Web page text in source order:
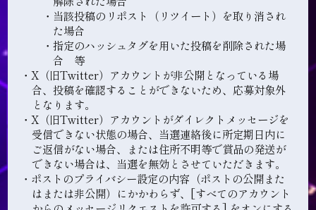
・当該投稿のリポスト（リツイート）を取り消され
た場合
・指定のハッシュタグを用いた投稿を削除された場
合 等
・X（旧Twitter）アカウントが非公開となっている場
合、投稿を確認することができないため、応募対象外
となります。
・X（旧Twitter）アカウントがダイレクトメッセージを
受信できない状態の場合、当選連絡後に所定期日内に
ご返信がない場合、または住所不明等で賞品の発送が
できない場合は、当選を無効とさせていただきます。
・ポストのプライバシー設定の内容（ポストの公開また
はまたは非公開）にかかわらず、[すべてのアカウント